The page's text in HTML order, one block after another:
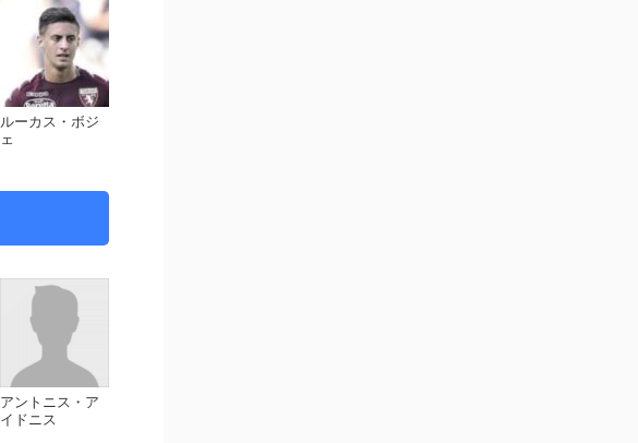
ルーカス・ボジ
ェ
アントニス・ア
イドニス